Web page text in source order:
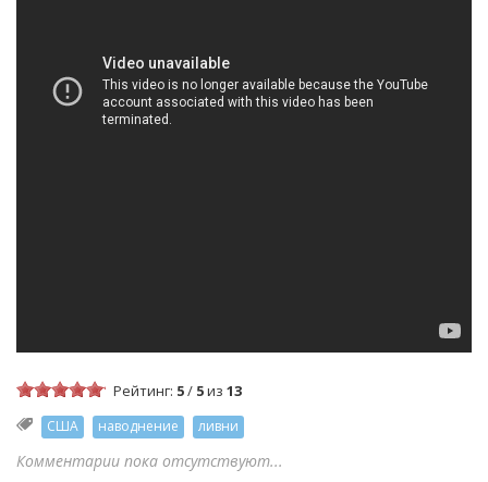
Рейтинг: 5/ 5из 13
США наводнение ливни
Комментарии пока отсутствуют...